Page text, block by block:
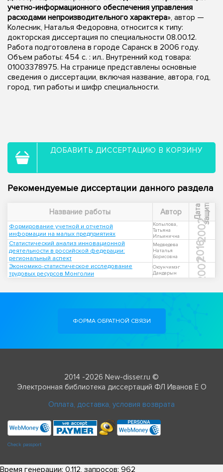
учетно-информационного обеспечения управления
расходами непроизводительного характера», автор —
Колесник, Наталья Федоровна, относится к типу:
докторская диссертация по специальности 08.00.12.
Работа подготовлена в городе Саранск в 2006 году.
Объем работы: 454 с. : ил.. Внутренний код товара:
01003378975. На странице представлены основные
сведения о диссертации, включая название, автора, год,
город, тип работы и шифр специальности.
ДОБАВИТЬ ДИССЕРТАЦИЮ В КОРЗИНУ
Рекомендуемые диссертации данного раздела
Название работы Автор Д
а
т
а
з
а
щ
и
ты
Формирование учетной и отчетной
информации на малых предприятиях
Копылова,
Татьяна
Ильинична
2002
Статистический анализ инновационной
деятельности в российской федерации:
региональный аспект
Медведева
Наталья
Борисовна
2016
Экономико-статистическое исследование
трудовых ресурсов Монголии
Оюунчимэг
Дандарын
2007
ФОРМА ОБРАТНОЙ СВЯЗИ
2014 -2026 New-disser.ru ©
Электронная библиотека диссертаций ФЛ Иванов Е О
Оплата, доставка, условия возврата
Check passport
Время генерации: 0.112, запросов: 962